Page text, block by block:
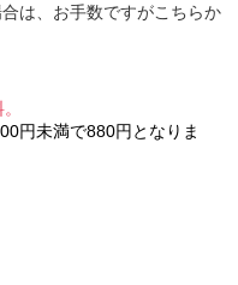
は、お手数ですがこちらか
円未満で880円となりま